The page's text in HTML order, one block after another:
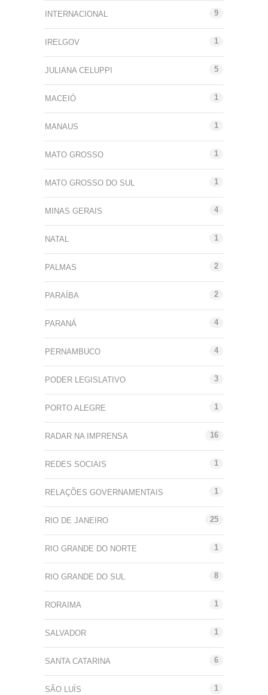
INTERNACIONAL 9
IRELGOV 1
JULIANA CELUPPI 5
MACEIÓ 1
MANAUS 1
MATO GROSSO 1
MATO GROSSO DO SUL 1
MINAS GERAIS 4
NATAL 1
PALMAS 2
PARAÍBA 2
PARANÁ 4
PERNAMBUCO 4
PODER LEGISLATIVO 3
PORTO ALEGRE 1
RADAR NA IMPRENSA 16
REDES SOCIAIS 1
RELAÇÕES GOVERNAMENTAIS 1
RIO DE JANEIRO 25
RIO GRANDE DO NORTE 1
RIO GRANDE DO SUL 8
RORAIMA 1
SALVADOR 1
SANTA CATARINA 6
SÃO LUÍS 1